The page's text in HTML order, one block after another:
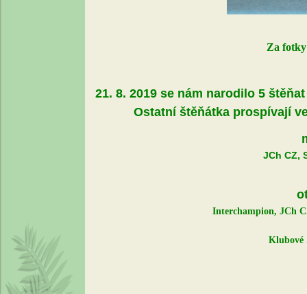
Za
21. 8. 2019 se nám narodilo 5
Ostatní štěňátka prospívají
JCh CZ,
Interchampion, JCh
Klubové